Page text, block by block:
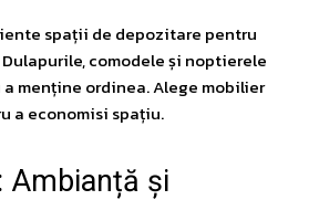
spații de depozitare pentru
comodele și noptierele
menține ordinea. Alege mobilier
a economisi spațiu.
Ambianță și